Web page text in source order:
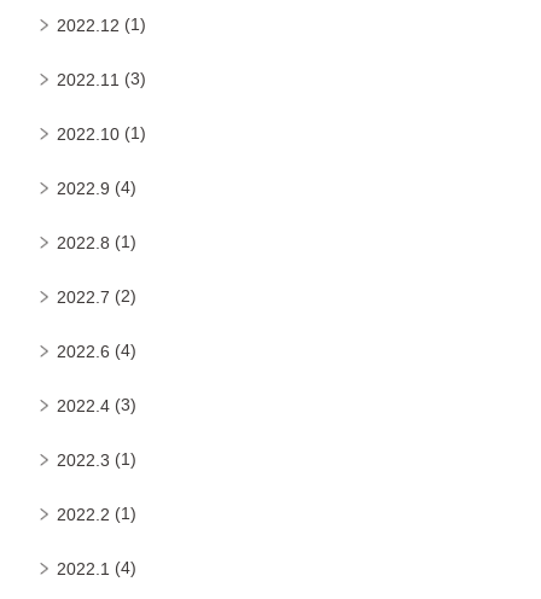
2022.12 (1)
2022.11 (3)
2022.10 (1)
2022.9 (4)
2022.8 (1)
2022.7 (2)
2022.6 (4)
2022.4 (3)
2022.3 (1)
2022.2 (1)
2022.1 (4)